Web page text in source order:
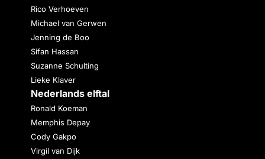
Rico Verhoeven
Michael van Gerwen
Jenning de Boo
Sifan Hassan
Suzanne Schulting
Lieke Klaver
Nederlands elftal
Ronald Koeman
Memphis Depay
Cody Gakpo
Virgil van Dijk